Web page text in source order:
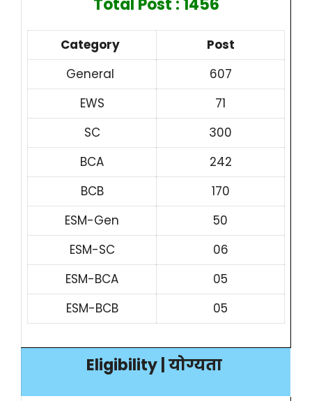
Total Post : 1456
Category
Post
General
607
EWS
71
SC
300
BCA
242
BCB
170
ESM-Gen
50
ESM-SC
06
ESM-BCA
05
ESM-BCB
05
Eligibility | योग्यता